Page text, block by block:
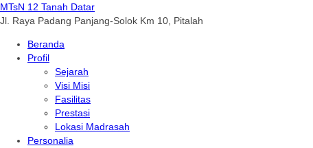
MTsN 12 Tanah Datar
Jl. Raya Padang Panjang-Solok Km 10, Pitalah
Beranda
Profil
Sejarah
Visi Misi
Fasilitas
Prestasi
Lokasi Madrasah
Personalia